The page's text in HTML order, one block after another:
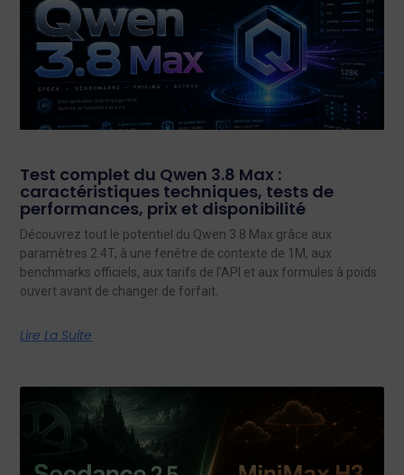
Test complet du Qwen 3.8 Max :
caractéristiques techniques, tests de
performances, prix et disponibilité
Découvrez tout le potentiel du Qwen 3.8 Max grâce aux
paramètres 2.4T, à une fenêtre de contexte de 1M, aux
benchmarks officiels, aux tarifs de l'API et aux formules à poids
ouvert avant de changer de forfait.
Lire La Suite